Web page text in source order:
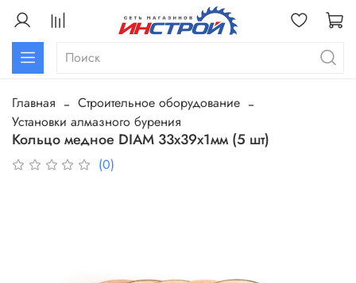
Главная
Строительное оборудование
Установки алмазного бурения
Кольцо медное DIAM 33х39х1мм (5 шт)
(0)